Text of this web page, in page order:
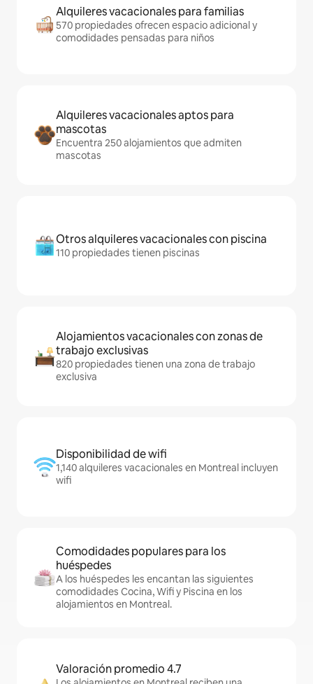
Alquileres vacacionales para familias
570 propiedades ofrecen espacio adicional y
comodidades pensadas para niños
Alquileres vacacionales aptos para
mascotas
Encuentra 250 alojamientos que admiten
mascotas
Otros alquileres vacacionales con piscina
110 propiedades tienen piscinas
Alojamientos vacacionales con zonas de
trabajo exclusivas
820 propiedades tienen una zona de trabajo
exclusiva
Disponibilidad de wifi
1,140 alquileres vacacionales en Montreal incluyen
wifi
Comodidades populares para los
huéspedes
A los huéspedes les encantan las siguientes
comodidades Cocina, Wifi y Piscina en los
alojamientos en Montreal.
Valoración promedio 4.7